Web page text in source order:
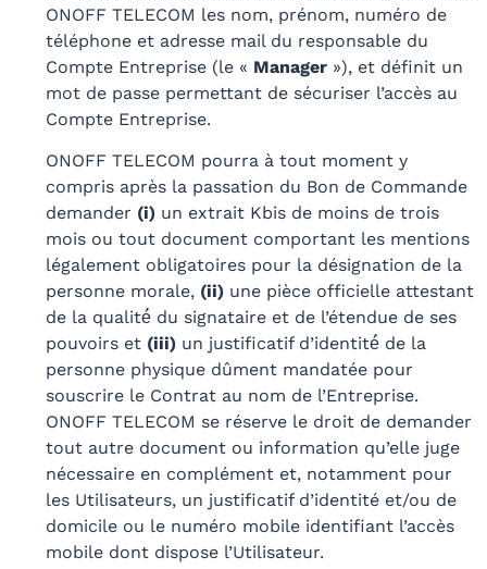
ONOFF TELECOM les nom, prénom, numéro de
téléphone et adresse mail du responsable du
Compte Entreprise (le « Manager »), et définit un
mot de passe permettant de sécuriser l’accès au
Compte Entreprise.
ONOFF TELECOM pourra à tout moment y
compris après la passation du Bon de Commande
demander (i) un extrait Kbis de moins de trois
mois ou tout document comportant les mentions
légalement obligatoires pour la désignation de la
personne morale, (ii) une pièce officielle attestant
de la qualité́ du signataire et de l’étendue de ses
pouvoirs et (iii) un justificatif d’identité́ de la
personne physique dûment mandatée pour
souscrire le Contrat au nom de l’Entreprise.
ONOFF TELECOM se réserve le droit de demander
tout autre document ou information qu’elle juge
nécessaire en complément et, notamment pour
les Utilisateurs, un justificatif d’identité et/ou de
domicile ou le numéro mobile identifiant l’accès
mobile dont dispose l’Utilisateur.